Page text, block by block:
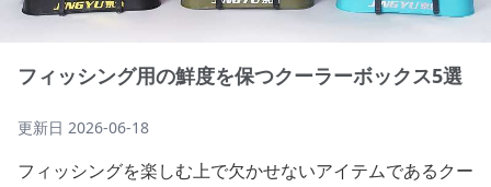
フィッシング用の鮮度を保つクーラーボックス5選
更新日 2026-06-18
フィッシングを楽しむ上で欠かせないアイテムであるクー